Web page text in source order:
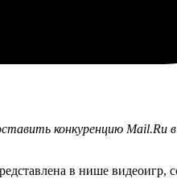
конкуренцию Mail.Ru
в нише видеоигр,